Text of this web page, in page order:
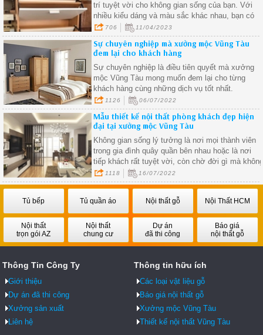
trí tuyệt vời cho không gian sống của bạn. Với
nhiều kiểu dáng và màu sắc khác nhau, bạn có
thể chọn một sản phẩm phù hợp với phong cách
nội thất của nhà bạn
706 11/04/2023
Sự chuyên nghiệp mà xưởng mộc Vũng Tàu
đem lại cho khách hàng
Sự chuyên nghiệp là điều tiên quyết mà xưởng
mộc Vũng Tàu mong muốn đem lại cho từng
khách hàng cùng những dịch vụ tốt nhất.
1126 06/07/2022
Mẫu thiết kế nội thất phòng khách đẹp hiện
đại tại xưởng mộc Vũng Tàu
Không gian sống lý tưởng là nơi mọi thành viên
trong gia đình quây quần bên nhau hoặc là nơi
tiếp khách rất tuyệt vời, còn chờ đời gì mà
thiết kế cho mình một không gian phòng khách
hiện đại ngay bây giờ
1118 16/07/2022
Tủ bếp Tủ quần áo Nội thất gỗ Nội Thất HCM
Nội thất
trọn gói AZ
Nội thất
chung cư
Dự án
đã thi công
Báo giá
nội thất gỗ
Thông Tin Công Ty
Giới thiệu
Dự án đã thi công
Xưởng sản xuất
Liên hệ
Thông tin hữu ích
Các loại vật liệu gỗ
Báo giá nội thất gỗ
Xưởng mộc Vũng Tàu
Thiết kế nội thất Vũng Tàu